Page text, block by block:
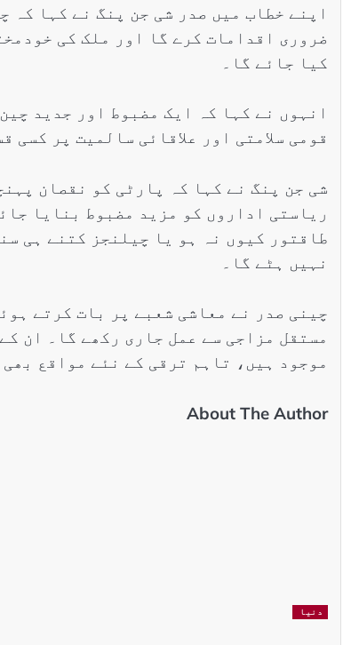
اپنے خطاب میں صدر شی جن پنگ نے کہا کہ
ضروری اقدامات کرے گا اور ملک کی
کیا جائے گا۔
انہوں نے کہا کہ ایک مضبوط اور جدید
قومی سلامتی اور علاقائی سالمیت پر کسی
شی جن پنگ نے کہا کہ پارٹی کو نقصان
ریاستی اداروں کو مزید مضبوط بنایا
طاقتور کیوں نہ ہو یا چیلنجز کتنے ہی
نہیں ہٹے گا۔
چینی صدر نے معاشی شعبے پر بات کرتے
مستقل مزاجی سے عمل جاری رکھے گا۔ ان
موجود ہیں، تاہم ترقی کے نئے مواقع
About The Author
دنیا